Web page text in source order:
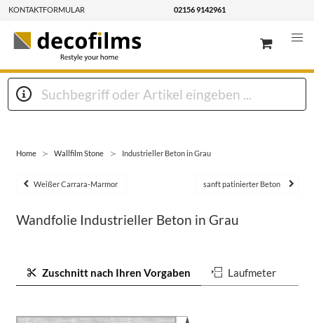
KONTAKTFORMULAR 02156 9142961
Home Wallfilm Stone Industrieller Beton in Grau
Weißer Carrara-Marmor sanft patinierter Beton
Wandfolie Industrieller Beton in Grau
Zuschnitt nach Ihren Vorgaben Laufmeter